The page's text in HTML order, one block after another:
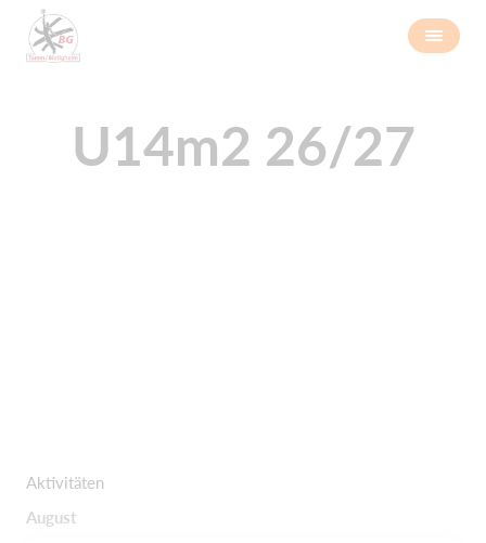
U14m2 26/27
Aktivitäten
August